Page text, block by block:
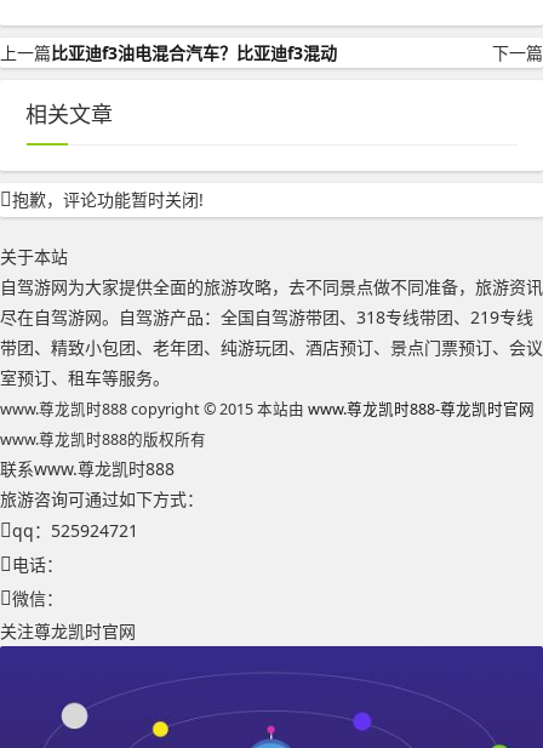
上一篇比亚迪f3油电混合汽车？比亚迪f3混动 下一篇
相关文章
抱歉，评论功能暂时关闭!
关于本站
自驾游网为大家提供全面的旅游攻略，去不同景点做不同准备，旅游资讯
尽在自驾游网。自驾游产品：全国自驾游带团、318专线带团、219专线
带团、精致小包团、老年团、纯游玩团、酒店预订、景点门票预订、会议
室预订、租车等服务。
www.尊龙凯时888 copyright © 2015 本站由 www.尊龙凯时888-尊龙凯时官网
www.尊龙凯时888的版权所有
联系www.尊龙凯时888
旅游咨询可通过如下方式：
qq：525924721
电话：
微信：
关注尊龙凯时官网